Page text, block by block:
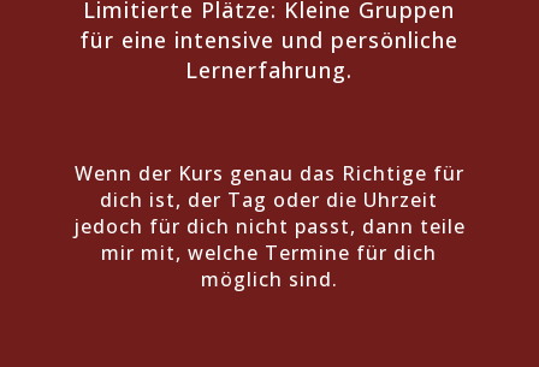
Limitierte Plätze: Kleine Gruppen
für eine intensive und persönliche
Lernerfahrung.
Wenn der Kurs genau das Richtige für
dich ist, der Tag oder die Uhrzeit
jedoch für dich nicht passt, dann teile
mir mit, welche Termine für dich
möglich sind.